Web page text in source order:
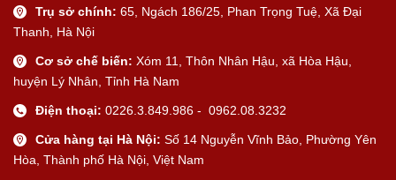
Trụ sở chính: 65, Ngách 186/25, Phan Trọng Tuệ, Xã Đại
Thanh, Hà Nội
Cơ sở chế biến: Xóm 11, Thôn Nhân Hậu, xã Hòa Hậu,
huyện Lý Nhân, Tỉnh Hà Nam
Điện thoại: 0226.3.849.986 - 0962.08.3232
Cửa hàng tại Hà Nội: Số 14 Nguyễn Vĩnh Bảo, Phường Yên
Hòa, Thành phố Hà Nội, Việt Nam